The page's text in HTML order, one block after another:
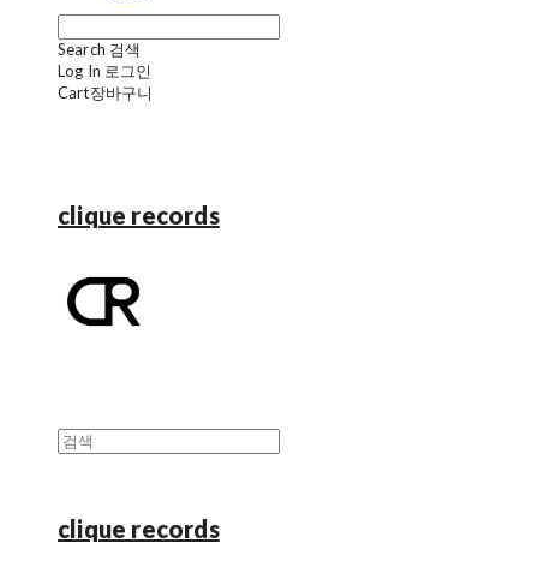
Search 검색
Log In 로그인
Cart장바구니
clique records
clique records